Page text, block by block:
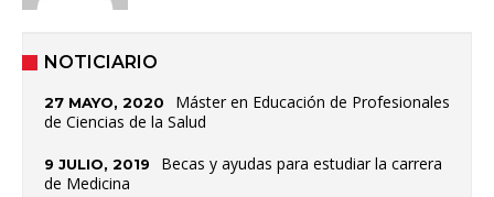
NOTICIARIO
27 MAYO, 2020
Máster en Educación de Profesionales
de Ciencias de la Salud
9 JULIO, 2019
Becas y ayudas para estudiar la carrera
de Medicina